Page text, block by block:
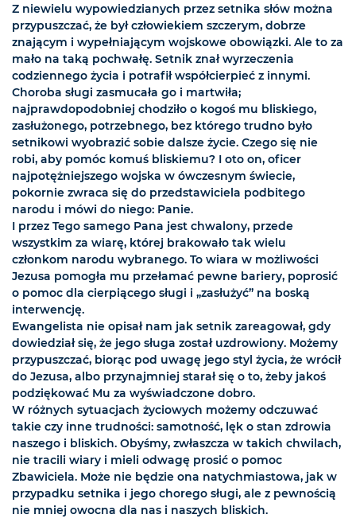
Z niewielu wypowiedzianych przez setnika słów można
przypuszczać, że był człowiekiem szczerym, dobrze
znającym i wypełniającym wojskowe obowiązki. Ale to za
mało na taką pochwałę. Setnik znał wyrzeczenia
codziennego życia i potrafił współcierpieć z innymi.
Choroba sługi zasmucała go i martwiła;
najprawdopodobniej chodziło o kogoś mu bliskiego,
zasłużonego, potrzebnego, bez którego trudno było
setnikowi wyobrazić sobie dalsze życie. Czego się nie
robi, aby pomóc komuś bliskiemu? I oto on, oficer
najpotężniejszego wojska w ówczesnym świecie,
pokornie zwraca się do przedstawiciela podbitego
narodu i mówi do niego: Panie.
I przez Tego samego Pana jest chwalony, przede
wszystkim za wiarę, której brakowało tak wielu
członkom narodu wybranego. To wiara w możliwości
Jezusa pomogła mu przełamać pewne bariery, poprosić
o pomoc dla cierpiącego sługi i „zasłużyć” na boską
interwencję.
Ewangelista nie opisał nam jak setnik zareagował, gdy
dowiedział się, że jego sługa został uzdrowiony. Możemy
przypuszczać, biorąc pod uwagę jego styl życia, że wrócił
do Jezusa, albo przynajmniej starał się o to, żeby jakoś
podziękować Mu za wyświadczone dobro.
W różnych sytuacjach życiowych możemy odczuwać
takie czy inne trudności: samotność, lęk o stan zdrowia
naszego i bliskich. Obyśmy, zwłaszcza w takich chwilach,
nie tracili wiary i mieli odwagę prosić o pomoc
Zbawiciela. Może nie będzie ona natychmiastowa, jak w
przypadku setnika i jego chorego sługi, ale z pewnością
nie mniej owocna dla nas i naszych bliskich.